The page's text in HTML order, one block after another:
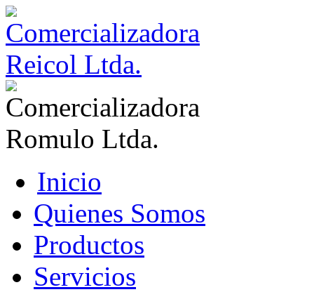
Inicio
Quienes Somos
Productos
Servicios